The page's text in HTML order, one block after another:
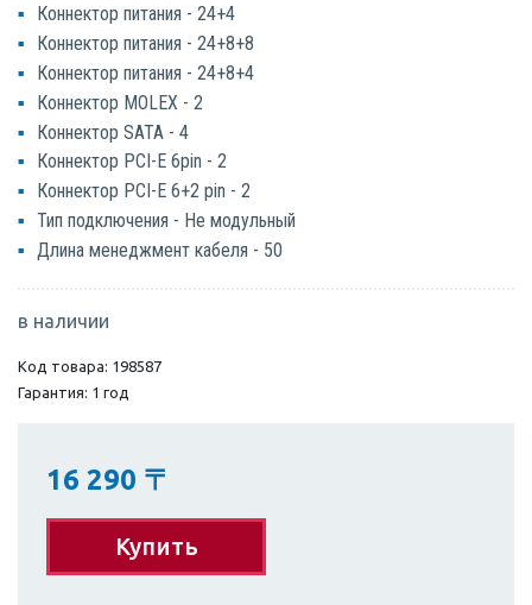
Коннектор питания - 24+4
Коннектор питания - 24+8+8
Коннектор питания - 24+8+4
Коннектор MOLEX - 2
Коннектор SATA - 4
Коннектор PCI-E 6pin - 2
Коннектор PCI-E 6+2 pin - 2
Тип подключения - Не модульный
Длина менеджмент кабеля - 50
в наличии
Код товара: 198587
Гарантия: 1 год
16 290 〒
Купить